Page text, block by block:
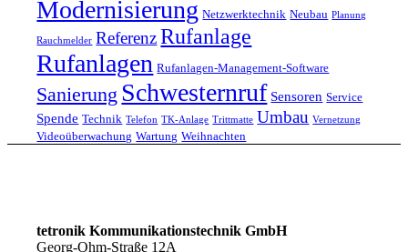
Modernisierung Netzwerktechnik Neubau Planung
Rauchmelder Referenz Rufanlage
Rufanlagen Rufanlagen-Management-Software
Sanierung Schwesternruf Sensoren Service
Spende Technik Telefon TK-Anlage Trittmatte Umbau Vernetzung
Videoüberwachung Wartung Weihnachten
tetronik Kommunikationstechnik GmbH
Georg-Ohm-Straße 12A